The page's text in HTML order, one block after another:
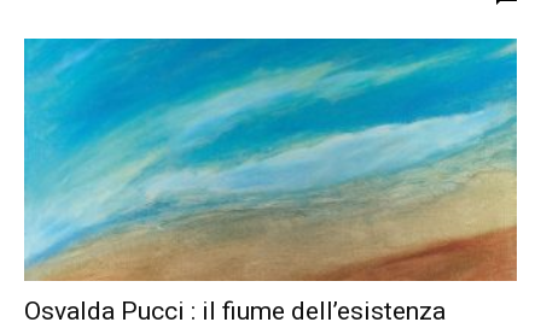
Osvalda Pucci : il fiume dell’esistenza